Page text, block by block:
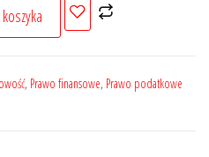
, Prawo finansowe, Prawo podatkowe